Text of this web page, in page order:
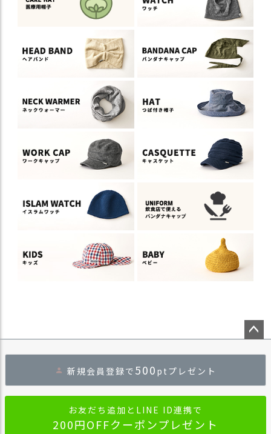
へ
新規会員登録で 500 ptプレゼント
お友だち追加とLINE ID連携で
200円OFFクーポンプレゼント